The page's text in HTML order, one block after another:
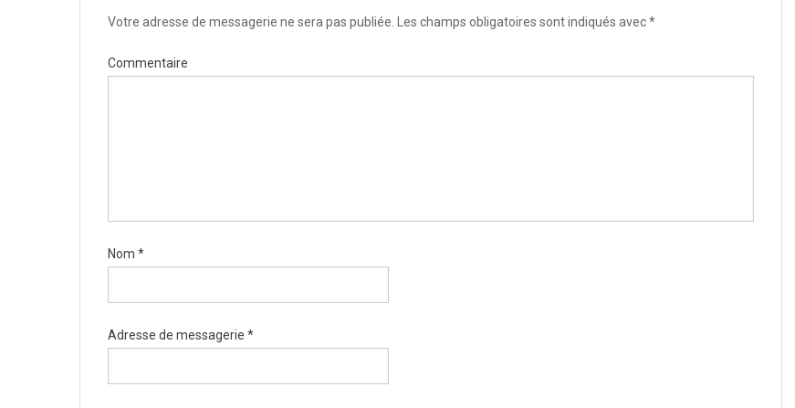
Votre adresse de messagerie ne sera pas publiée. Les champs obligatoires sont indiqués avec*
Commentaire
Nom *
Adresse de messagerie *